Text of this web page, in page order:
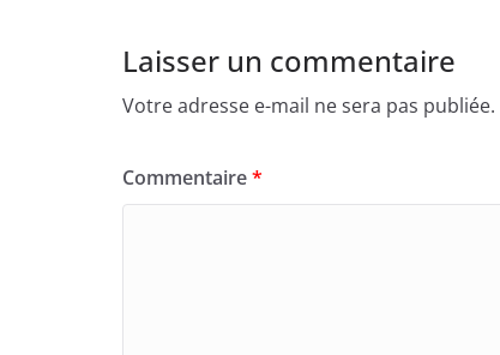
Laisser un commentaire
Votre adresse e-mail ne sera pas publiée.
Commentaire*